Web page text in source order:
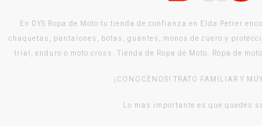
En DYS Ropa de Moto tu tienda de confianza en Elda Petrer
chaquetas, pantalones, botas, guantes, monos de cuero y
trial, enduro o moto cross. Tienda de Ropa de Moto. Ropa de
¡CONOCENOS! TRATO FAMILIAR Y
Lo mas importante es que quedes